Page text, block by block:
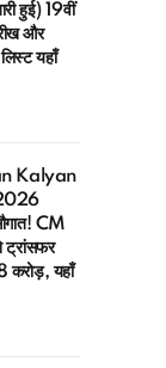
हुई) 19वीं
और
यहाँ
Kalyan
CM
ट्रांसफर
करोड़, यहाँ